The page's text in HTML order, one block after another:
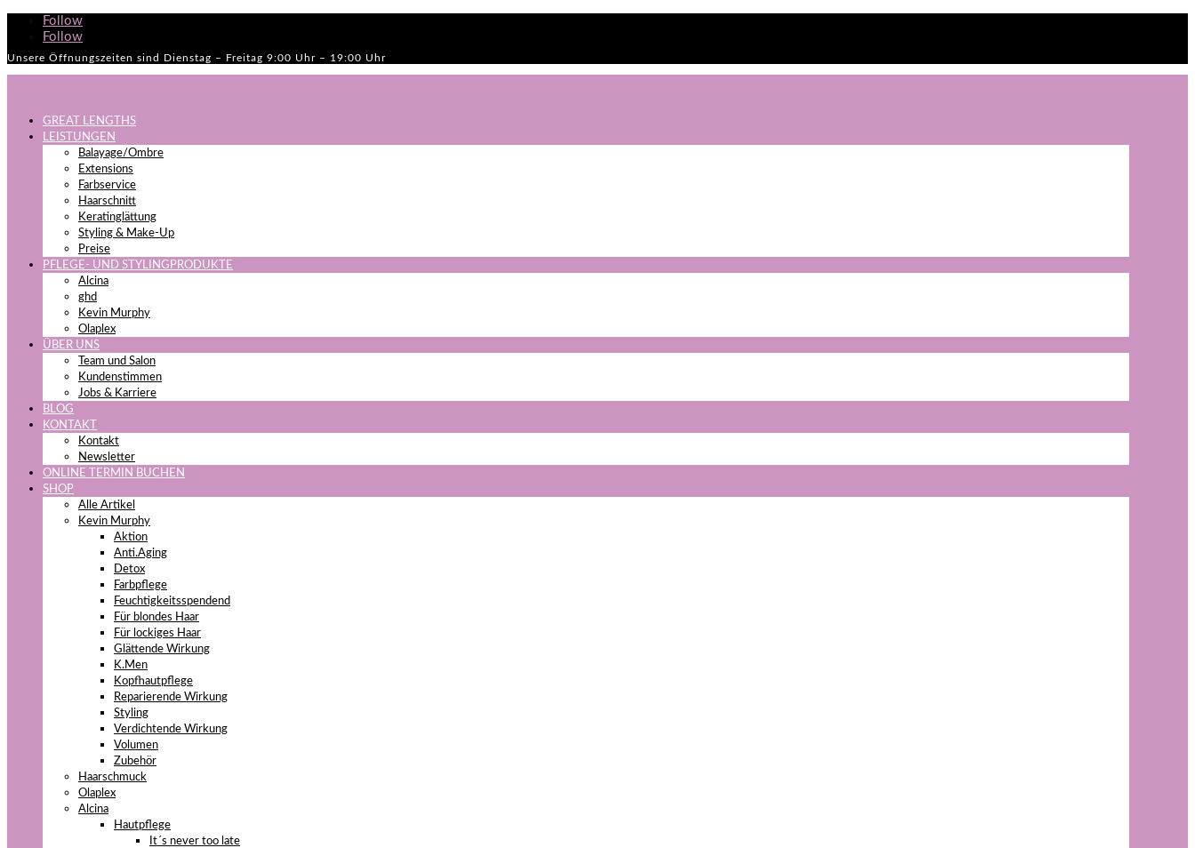
Follow
Follow
Unsere Öffnungszeiten sind Dienstag – Freitag 9:00 Uhr – 19:00 Uhr
GREAT LENGTHS
LEISTUNGEN
Balayage/Ombre
Extensions
Farbservice
Haarschnitt
Keratinglättung
Styling & Make-Up
Preise
PFLEGE- UND STYLINGPRODUKTE
Alcina
ghd
Kevin Murphy
Olaplex
ÜBER UNS
Team und Salon
Kundenstimmen
Jobs & Karriere
BLOG
KONTAKT
Kontakt
Newsletter
ONLINE TERMIN BUCHEN
SHOP
Alle Artikel
Kevin Murphy
Aktion
Anti.Aging
Detox
Farbpflege
Feuchtigkeitsspendend
Für blondes Haar
Für lockiges Haar
Glättende Wirkung
K.Men
Kopfhautpflege
Reparierende Wirkung
Styling
Verdichtende Wirkung
Volumen
Zubehör
Haarschmuck
Olaplex
Alcina
Hautpflege
It´s never too late